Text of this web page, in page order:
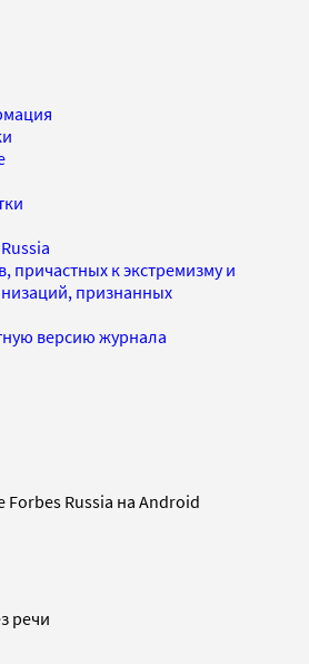
причастных к экстремизму и
признанных
версию журнала
Russia на Android
речи